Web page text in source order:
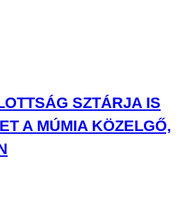
SZTÁRJA IS
A MÚMIA KÖZELGŐ,